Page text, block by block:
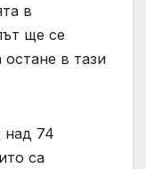
в
ще се
в тази
над 74
са